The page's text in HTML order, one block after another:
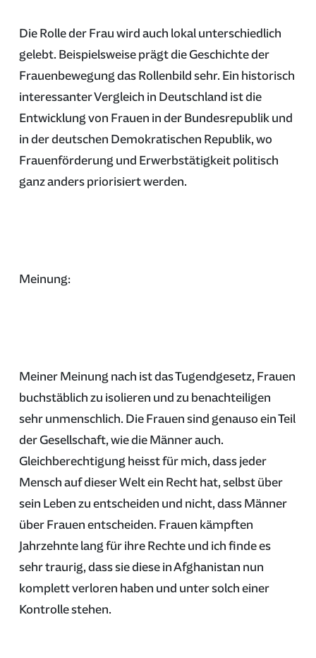
Die Rolle der Frau wird auch lokal unterschiedlich
gelebt. Beispielsweise prägt die Geschichte der
Frauenbewegung das Rollenbild sehr. Ein historisch
interessanter Vergleich in Deutschland ist die
Entwicklung von Frauen in der Bundesrepublik und
in der deutschen Demokratischen Republik, wo
Frauenförderung und Erwerbstätigkeit politisch
ganz anders priorisiert werden.
Meinung:
Meiner Meinung nach ist das Tugendgesetz, Frauen
buchstäblich zu isolieren und zu benachteiligen
sehr unmenschlich. Die Frauen sind genauso ein Teil
der Gesellschaft, wie die Männer auch.
Gleichberechtigung heisst für mich, dass jeder
Mensch auf dieser Welt ein Recht hat, selbst über
sein Leben zu entscheiden und nicht, dass Männer
über Frauen entscheiden. Frauen kämpften
Jahrzehnte lang für ihre Rechte und ich finde es
sehr traurig, dass sie diese in Afghanistan nun
komplett verloren haben und unter solch einer
Kontrolle stehen.